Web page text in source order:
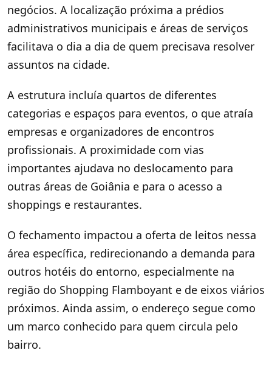
negócios. A localização próxima a prédios
administrativos municipais e áreas de serviços
facilitava o dia a dia de quem precisava resolver
assuntos na cidade.
A estrutura incluía quartos de diferentes
categorias e espaços para eventos, o que atraía
empresas e organizadores de encontros
profissionais. A proximidade com vias
importantes ajudava no deslocamento para
outras áreas de Goiânia e para o acesso a
shoppings e restaurantes.
O fechamento impactou a oferta de leitos nessa
área específica, redirecionando a demanda para
outros hotéis do entorno, especialmente na
região do Shopping Flamboyant e de eixos viários
próximos. Ainda assim, o endereço segue como
um marco conhecido para quem circula pelo
bairro.